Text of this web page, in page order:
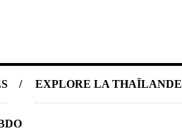
EXPLORE LA THAÏLANDE